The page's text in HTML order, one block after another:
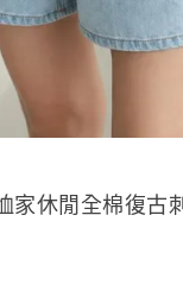
家休閒全棉復古